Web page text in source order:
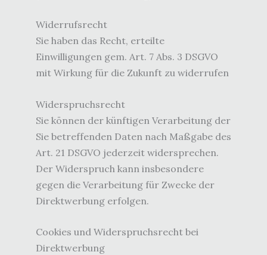
Widerrufsrecht
Sie haben das Recht, erteilte
Einwilligungen gem. Art. 7 Abs. 3 DSGVO
mit Wirkung für die Zukunft zu widerrufen
Widerspruchsrecht
Sie können der künftigen Verarbeitung der
Sie betreffenden Daten nach Maßgabe des
Art. 21 DSGVO jederzeit widersprechen.
Der Widerspruch kann insbesondere
gegen die Verarbeitung für Zwecke der
Direktwerbung erfolgen.
Cookies und Widerspruchsrecht bei
Direktwerbung